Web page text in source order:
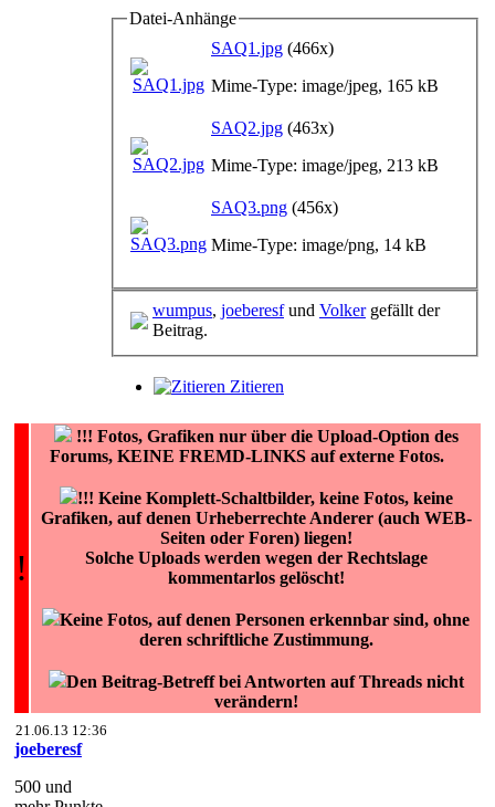
Datei-Anhänge
SAQ1.jpg (466x)
Mime-Type: image/jpeg, 165 kB
SAQ2.jpg (463x)
Mime-Type: image/jpeg, 213 kB
SAQ3.png (456x)
Mime-Type: image/png, 14 kB
wumpus, joeberesfund Volkergefällt der
Beitrag.
Zitieren
!
!!! Fotos, Grafiken nur über die Upload-Option des
Forums, KEINE FREMD-LINKS auf externe Fotos.
!!! Keine Komplett-Schaltbilder, keine Fotos, keine
Grafiken, auf denen Urheberrechte Anderer (auch WEB-
Seiten oder Foren) liegen!
Solche Uploads werden wegen der Rechtslage
kommentarlos gelöscht!
Keine Fotos, auf denen Personen erkennbar sind, ohne
deren schriftliche Zustimmung.
Den Beitrag-Betreff bei Antworten auf Threads nicht
verändern!
21.06.13 12:36
joeberesf
500 und